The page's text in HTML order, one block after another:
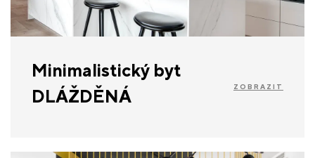
Minimalistický byt
DLÁŽDĚNÁ
ZOBRAZIT